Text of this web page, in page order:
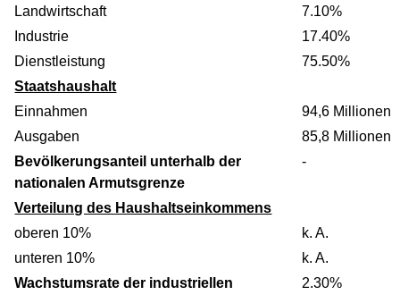
Landwirtschaft
7.10%
Industrie
17.40%
Dienstleistung
75.50%
Staatshaushalt
Einnahmen
94,6 Millionen
Ausgaben
85,8 Millionen
Bevölkerungsanteil unterhalb der
nationalen Armutsgrenze
-
Verteilung des Haushaltseinkommens
oberen 10%
k. A.
unteren 10%
k. A.
Wachstumsrate der industriellen
2.30%